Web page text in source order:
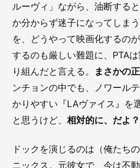
ルーヴィ」ながら、油断する
か分からず迷子になってしま
を、どうやって映画化するの
するのも厳しい難題に、PTA
り組んだと言える。
まさかの
ンチョンの中でも、ノワール
かりやすい『LAヴァイス』を
と思うけど、 相対的に、だよ？
ドックを演じるのは（俺たち
ニックス。元彼女で、今は不